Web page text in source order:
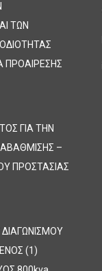
ΤΩΝ
ΠΡΟΑΙΡΕΣΗΣ
ΓΙΑ ΤΗΝ
–
ΠΡΟΣΤΑΣΙΑΣ
(1)